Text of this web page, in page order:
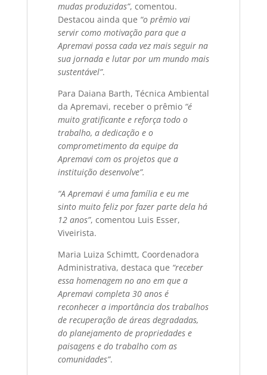
mudas produzidas”, comentou.
Destacou ainda que “o prêmio vai
servir como motivação para que a
Apremavi possa cada vez mais seguir na
sua jornada e lutar por um mundo mais
sustentável”.
Para Daiana Barth, Técnica Ambiental
da Apremavi, receber o prêmio “é
muito gratificante e reforça todo o
trabalho, a dedicação e o
comprometimento da equipe da
Apremavi com os projetos que a
instituição desenvolve”.
“A Apremavi é uma família e eu me
sinto muito feliz por fazer parte dela há
12 anos”, comentou Luis Esser,
Viveirista.
Maria Luiza Schimtt, Coordenadora
Administrativa, destaca que “receber
essa homenagem no ano em que a
Apremavi completa 30 anos é
reconhecer a importância dos trabalhos
de recuperação de áreas degradadas,
do planejamento de propriedades e
paisagens e do trabalho com as
comunidades”.